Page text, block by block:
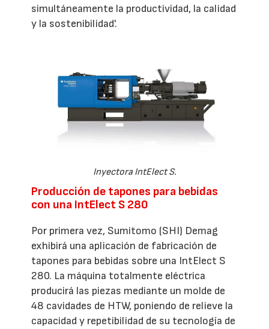
simultáneamente la productividad, la calidad
y la sostenibilidad'.
Inyectora IntElect S.
Producción de tapones para bebidas
con una IntElect S 280
Por primera vez, Sumitomo (SHI) Demag
exhibirá una aplicación de fabricación de
tapones para bebidas sobre una IntElect S
280. La máquina totalmente eléctrica
producirá las piezas mediante un molde de
48 cavidades de HTW, poniendo de relieve la
capacidad y repetibilidad de su tecnología de